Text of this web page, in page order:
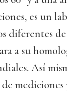
es un
diferentes
a su
Así